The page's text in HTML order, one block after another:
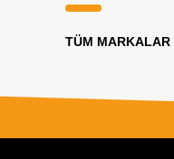
TÜM MARKALAR